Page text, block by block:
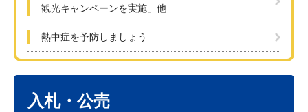
観光キャンペーンを実施」他
熱中症を予防しましょう
入札・公売